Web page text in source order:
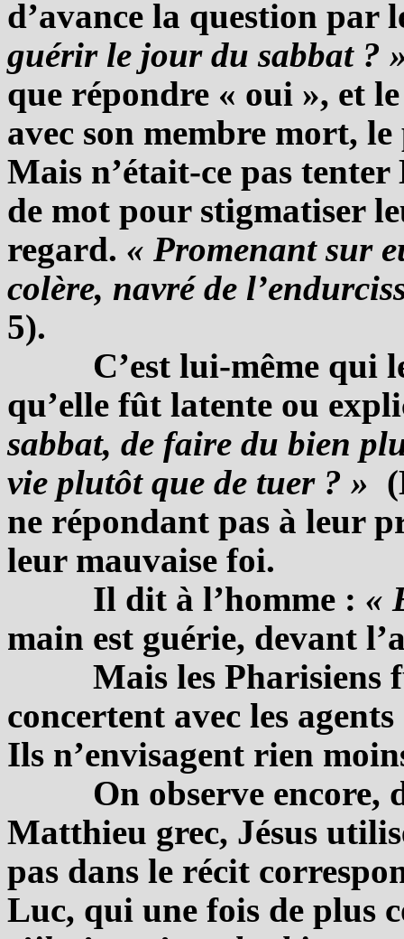
d’avance la question par
guérir le jour du sabbat ?
que répondre « oui », et
avec son membre mort,
Mais n’était-ce pas tenter
de mot pour stigmatiser
regard. « Promenant sur
colère, navré de
5).
C’est lui-même qui
qu’elle fût latente ou
sabbat, de faire du bien
vie plutôt que de tuer ? »
ne répondant pas à leur
leur mauvaise foi.
Il dit à l’homme : «
main est guérie, devant
Mais les Pharisiens
concertent avec les
Ils n’envisagent rien
On observe encore,
Matthieu grec, Jésus
pas dans le récit
Luc, qui une fois de plus